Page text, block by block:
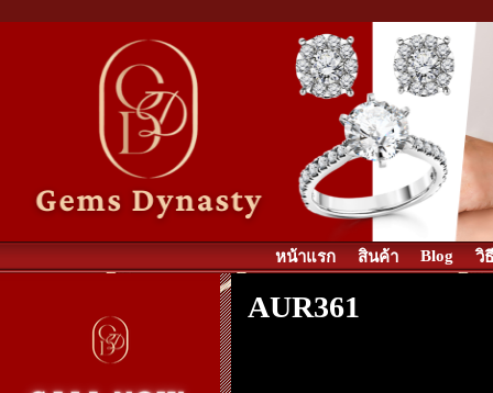
หน้าแรก สินค้า Blog วิ
AUR361